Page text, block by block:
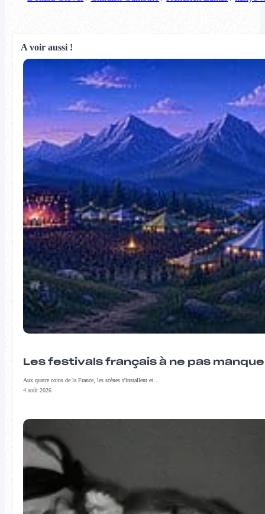
A voir aussi !
Les festivals français à ne pas
Aux quatre coins de la France, les scènes s'installent et…
4 août 2026